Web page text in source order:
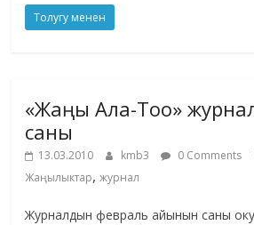
Толугу менен
«Жаңы Ала-Тоо»
саны
13.03.2010 kmb3 0 Comments
Жаңылыктар,журнал
Журналдын февраль айынын саны